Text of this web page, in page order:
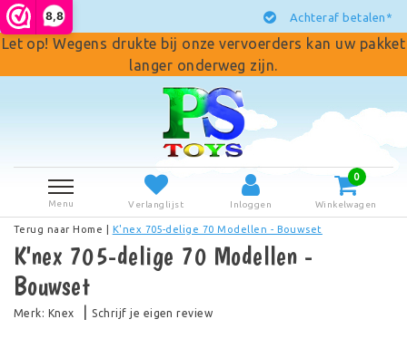
8,8 Achteraf betalen*
Let op! Wegens drukte bij onze vervoerders kan uw pakket
langer onderweg zijn.
Menu Verlanglijst Inloggen
0
Winkelwagen
Terug naar Home K'nex 705-delige 70 Modellen - Bouwset
K'nex 705-delige 70 Modellen -
Bouwset
Merk: Knex |Schrijf je eigen review